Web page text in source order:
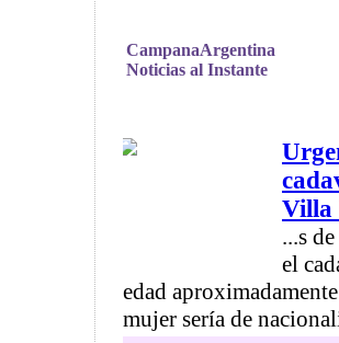
CampanaArgentina
Noticias al Instante
Villa
...s
el
edad
mujer sería de